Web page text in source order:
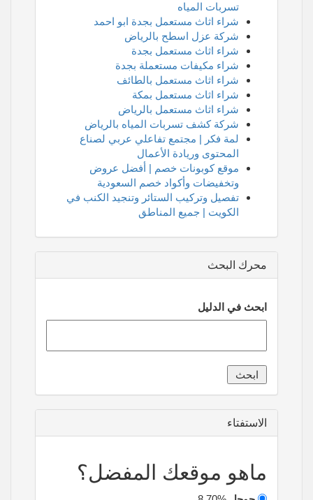
تسربات المياه
شراء اثاث مستعمل بجدة ابو احمد
شركة عزل اسطح بالرياض
شراء اثاث مستعمل بجدة
شراء مكيفات مستعملة بجدة
شراء اثاث مستعمل بالطائف
شراء اثاث مستعمل بمكة
شراء اثاث مستعمل بالرياض
شركة كشف تسربات المياه بالرياض
لمة فكر | مجتمع تفاعلي عربي لصناع
المحتوى وريادة الأعمال
موقع كوبونات خصم | أفضل عروض
وتخفيضات وأكواد خصم السعودية
تفصيل وتركيب الستائر وتنجيد الكنب في
الكويت | جميع المناطق
محرك البحث
ابحث في الدليل
الاستفتاء
ماهو موقعك المفضل؟